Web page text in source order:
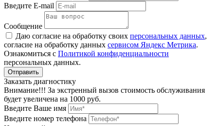
Введите E-mail
Сообщение
Даю согласие на обработку своих персональных данных,
согласие на обработку данных сервисом Яндекс Метрика.
Ознакомиться с Политикой конфиденциальности
персональных данных.
Заказать диагностику
Внимание!!! За экстренный вызов стоимость обслуживания
будет увеличена на 1000 руб.
Введите Ваше имя
Введите номер телефона